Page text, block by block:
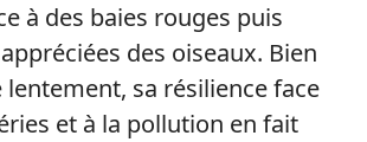
à des baies rouges puis
des oiseaux. Bien
lentement, sa résilience face
et à la pollution en fait